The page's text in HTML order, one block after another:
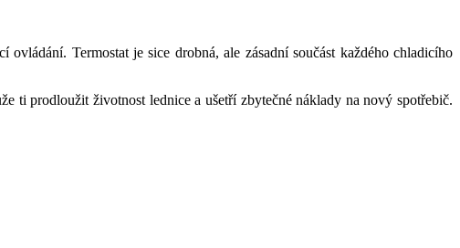
Termostat je sice drobná, ale zásadní součást každého chladicího
ti prodloužit životnost lednice a ušetří zbytečné náklady na nový spotřebič.